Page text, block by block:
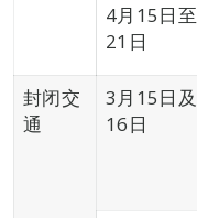
4月15日至
21日
封闭交
通
3月15日及
16日